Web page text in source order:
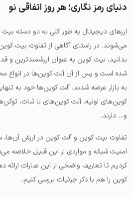
دنیای رمز نگاری؛ هر روز اتفاقی نو
ارزهای دیجیتال به طور کلی به دو دسته
می‌شوند. در راستای آگاهی از تفاوت بیت
بدانید، بیت کوین به عنوان ارزشمندترین و
شده است و پس از آن آلت کوین‌ها در انواع
به بازار عرضه شدند. آلت کوین‌ها خود به
کوین‌های اولیه، آلت کوین‌های با ثبات،
و… دارند.
تفاوت بیت کوین و آلت کوین در ارزش آن‌ها،
امنیت شبکه و مواردی از این قبیل خلاصه
کردیم تا تعاریف واضحی از این عبارات
کوین را هم با ذکر جزئیات بررسی کنیم.